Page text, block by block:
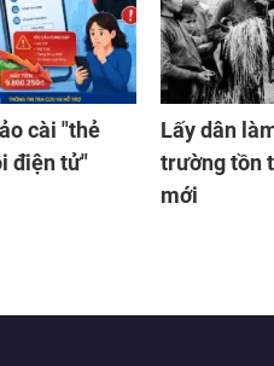
cài "thẻ
điện tử"
Lấy dân
trường tồn
mới